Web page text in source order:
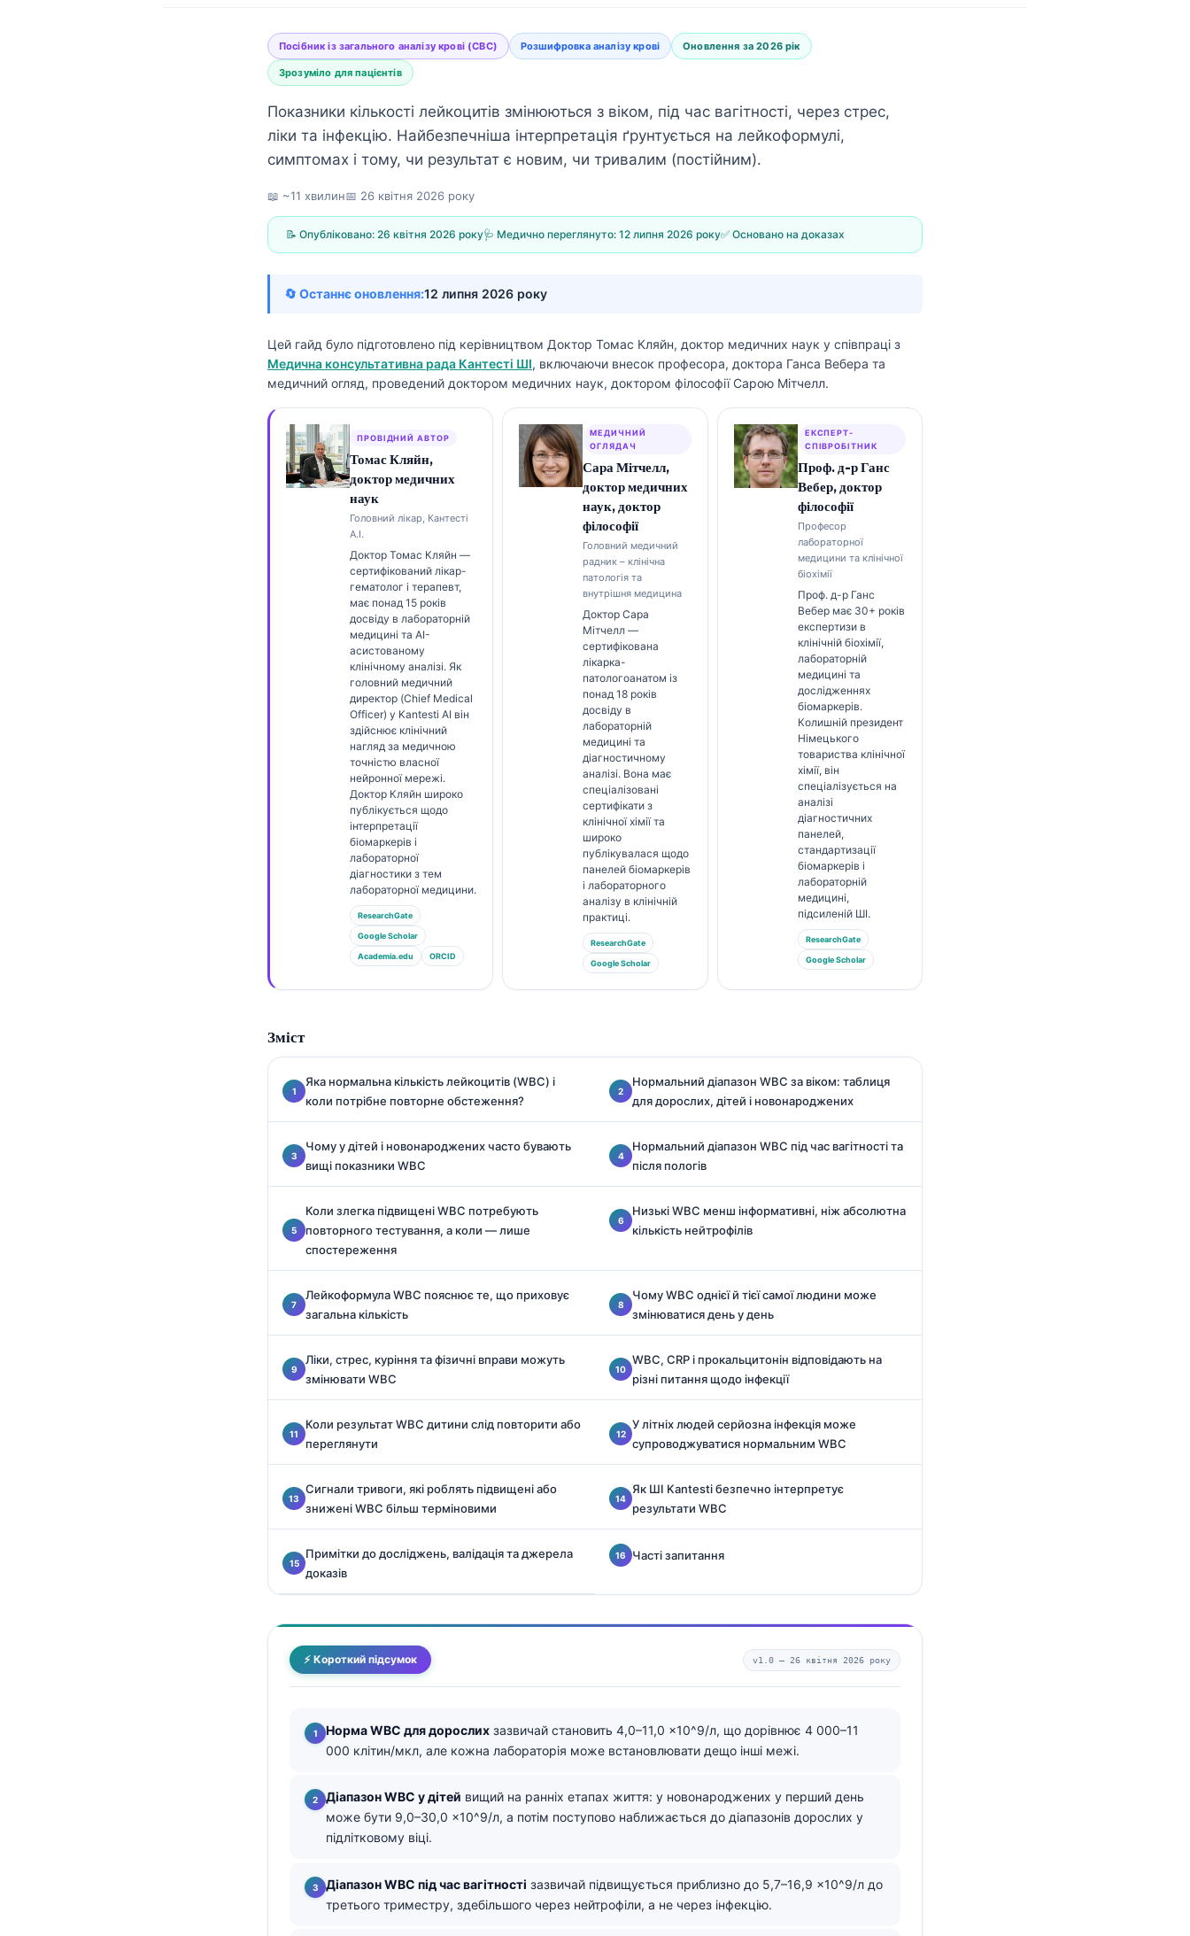
Посібник із загального аналізу крові (CBC) Розшифровка аналізу крові Оновлення за 2026 рік
Зрозуміло для пацієнтів
Показники кількості лейкоцитів змінюються з віком, під час вагітності, через стрес,
ліки та інфекцію. Найбезпечніша інтерпретація ґрунтується на лейкоформулі,
симптомах і тому, чи результат є новим, чи тривалим (постійним).
📖 ~11 хвилин📅 26 квітня 2026 року
📝 Опубліковано: 26 квітня 2026 року🩺 Медично переглянуто: 12 липня 2026 року✅ Основано на доказах
🔄 Останнє оновлення:12 липня 2026 року
Цей гайд було підготовлено під керівництвом Доктор Томас Кляйн, доктор медичних наук у співпраці з
Медична консультативна рада Кантесті ШІ, включаючи внесок професора, доктора Ганса Вебера та
медичний огляд, проведений доктором медичних наук, доктором філософії Сарою Мітчелл.
ПРОВІДНИЙ АВТОР
Томас Кляйн,
доктор медичних
наук
Головний лікар, Кантесті
А.І.
Доктор Томас Кляйн —
сертифікований лікар-
гематолог і терапевт,
має понад 15 років
досвіду в лабораторній
медицині та AI-
асистованому
клінічному аналізі. Як
головний медичний
директор (Chief Medical
Officer) у Kantesti AI він
здійснює клінічний
нагляд за медичною
точністю власної
нейронної мережі.
Доктор Кляйн широко
публікується щодо
інтерпретації
біомаркерів і
лабораторної
діагностики з тем
лабораторної медицини.
ResearchGate
Google Scholar
Academia.edu ORCID
МЕДИЧНИЙ
ОГЛЯДАЧ
Сара Мітчелл,
доктор медичних
наук, доктор
філософії
Головний медичний
радник – клінічна
патологія та
внутрішня медицина
Доктор Сара
Мітчелл —
сертифікована
лікарка-
патологоанатом із
понад 18 років
досвіду в
лабораторній
медицині та
діагностичному
аналізі. Вона має
спеціалізовані
сертифікати з
клінічної хімії та
широко
публікувалася щодо
панелей біомаркерів
і лабораторного
аналізу в клінічній
практиці.
ResearchGate
Google Scholar
ЕКСПЕРТ-
СПІВРОБІТНИК
Проф. д-р Ганс
Вебер, доктор
філософії
Професор
лабораторної
медицини та клінічної
біохімії
Проф. д-р Ганс
Вебер має 30+ років
експертизи в
клінічній біохімії,
лабораторній
медицині та
дослідженнях
біомаркерів.
Колишній президент
Німецького
товариства клінічної
хімії, він
спеціалізується на
аналізі
діагностичних
панелей,
стандартизації
біомаркерів і
лабораторній
медицині,
підсиленій ШІ.
ResearchGate
Google Scholar
Зміст
Яка нормальна кількість лейкоцитів (WBC) і
коли потрібне повторне обстеження?
Нормальний діапазон WBC за віком: таблиця
для дорослих, дітей і новонароджених
Чому у дітей і новонароджених часто бувають
вищі показники WBC
Нормальний діапазон WBC під час вагітності та
після пологів
Коли злегка підвищені WBC потребують
повторного тестування, а коли — лише
спостереження
Низькі WBC менш інформативні, ніж абсолютна
кількість нейтрофілів
Лейкоформула WBC пояснює те, що приховує
загальна кількість
Чому WBC однієї й тієї самої людини може
змінюватися день у день
Ліки, стрес, куріння та фізичні вправи можуть
змінювати WBC
WBC, CRP і прокальцитонін відповідають на
різні питання щодо інфекції
Коли результат WBC дитини слід повторити або
переглянути
У літніх людей серйозна інфекція може
супроводжуватися нормальним WBC
Сигнали тривоги, які роблять підвищені або
знижені WBC більш терміновими
Як ШІ Kantesti безпечно інтерпретує
результати WBC
Примітки до досліджень, валідація та джерела
доказів
Часті запитання
⚡ Короткий підсумок v1.0 — 26 квітня 2026 року
Норма WBC для дорослих зазвичай становить 4,0–11,0 ×10^9/л, що дорівнює 4 000–11
000 клітин/мкл, але кожна лабораторія може встановлювати дещо інші межі.
Діапазон WBC у дітей вищий на ранніх етапах життя: у новонароджених у перший день
може бути 9,0–30,0 ×10^9/л, а потім поступово наближається до діапазонів дорослих у
підлітковому віці.
Діапазон WBC під час вагітності зазвичай підвищується приблизно до 5,7–16,9 ×10^9/л до
третього триместру, здебільшого через нейтрофіли, а не через інфекцію.